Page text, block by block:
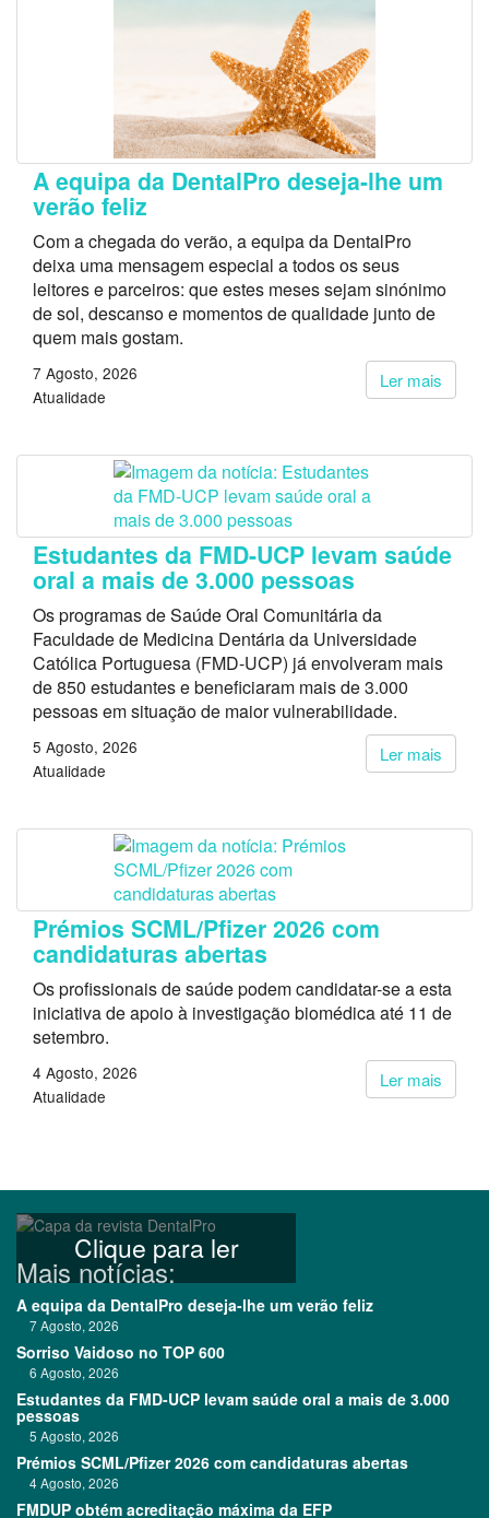
A equipa da DentalPro deseja-lhe um
verão feliz
Com a chegada do verão, a equipa da DentalPro
deixa uma mensagem especial a todos os seus
leitores e parceiros: que estes meses sejam sinónimo
de sol, descanso e momentos de qualidade junto de
quem mais gostam.
Ler mais
7 Agosto, 2026
Atualidade
Estudantes da FMD-UCP levam saúde
oral a mais de 3.000 pessoas
Os programas de Saúde Oral Comunitária da
Faculdade de Medicina Dentária da Universidade
Católica Portuguesa (FMD-UCP) já envolveram mais
de 850 estudantes e beneficiaram mais de 3.000
pessoas em situação de maior vulnerabilidade.
Ler mais
5 Agosto, 2026
Atualidade
Prémios SCML/Pfizer 2026 com
candidaturas abertas
Os profissionais de saúde podem candidatar-se a esta
iniciativa de apoio à investigação biomédica até 11 de
setembro.
Ler mais
4 Agosto, 2026
Atualidade
Clique para ler
Mais notícias:
A equipa da DentalPro deseja-lhe um verão feliz
7 Agosto, 2026
Sorriso Vaidoso no TOP 600
6 Agosto, 2026
Estudantes da FMD-UCP levam saúde oral a mais de 3.000
pessoas
5 Agosto, 2026
Prémios SCML/Pfizer 2026 com candidaturas abertas
4 Agosto, 2026
FMDUP obtém acreditação máxima da EFP